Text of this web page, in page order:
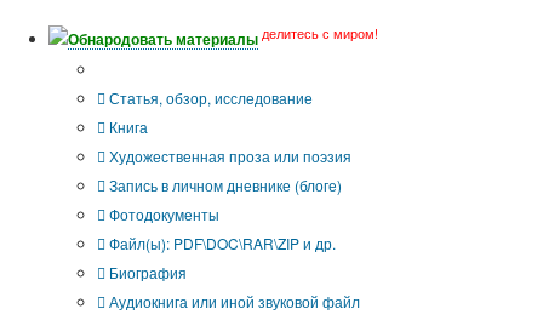
Обнародовать материалы делитесь с миром!
Статья, обзор, исследование
Книга
Художественная проза или поэзия
Запись в личном дневнике (блоге)
Фотодокументы
Файл(ы): PDF\DOC\RAR\ZIP и др.
Биография
Аудиокнига или иной звуковой файл